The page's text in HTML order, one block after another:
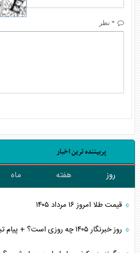
* نظر
پربیننده ترین اخبار
روز هفته ماه
قیمت طلا امروز ۱۶ مرداد ۱۴۰۵
روز خبرنگار ۱۴۰۵ چه روزی است؟ + پیام تبریک روز خبرنگار ۱۴۰۵